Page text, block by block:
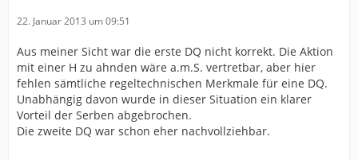
22. Januar 2013 um 09:51
Aus meiner Sicht war die erste DQ nicht korrekt. Die Aktion
mit einer H zu ahnden wäre a.m.S. vertretbar, aber hier
fehlen sämtliche regeltechnischen Merkmale für eine DQ.
Unabhängig davon wurde in dieser Situation ein klarer
Vorteil der Serben abgebrochen.
Die zweite DQ war schon eher nachvollziehbar.